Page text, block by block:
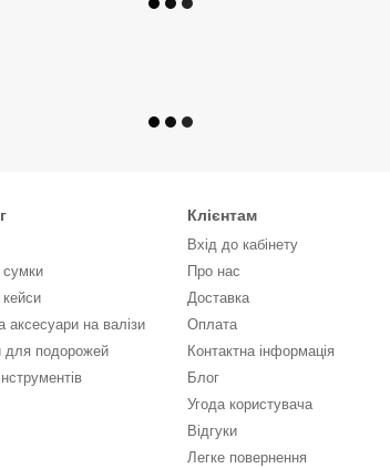
сумки
аксесуари на валізи
для подорожей
Клієнтам
Вхід до кабінету
Про нас
Доставка
Оплата
Контактна інформація
Блог
Угода користувача
Відгуки
Легке повернення